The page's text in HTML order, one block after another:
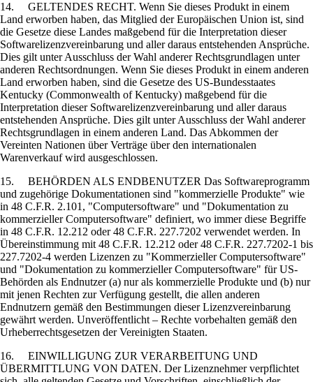
14. GELTENDES RECHT. Wenn Sie dieses Produkt in einem
Land erworben haben, das Mitglied der Europäischen Union ist, sind
die Gesetze diese Landes maßgebend für die Interpretation dieser
Softwarelizenzvereinbarung und aller daraus entstehenden Ansprüche.
Dies gilt unter Ausschluss der Wahl anderer Rechtsgrundlagen unter
anderen Rechtsordnungen. Wenn Sie dieses Produkt in einem anderen
Land erworben haben, sind die Gesetze des US-Bundesstaates
Kentucky (Commonwealth of Kentucky) maßgebend für die
Interpretation dieser Softwarelizenzvereinbarung und aller daraus
entstehenden Ansprüche. Dies gilt unter Ausschluss der Wahl anderer
Rechtsgrundlagen in einem anderen Land. Das Abkommen der
Vereinten Nationen über Verträge über den internationalen
Warenverkauf wird ausgeschlossen.
15. BEHÖRDEN ALS ENDBENUTZER Das Softwareprogramm
und zugehörige Dokumentationen sind "kommerzielle Produkte" wie
in 48 C.F.R. 2.101, "Computersoftware" und "Dokumentation zu
kommerzieller Computersoftware" definiert, wo immer diese Begriffe
in 48 C.F.R. 12.212 oder 48 C.F.R. 227.7202 verwendet werden. In
Übereinstimmung mit 48 C.F.R. 12.212 oder 48 C.F.R. 227.7202-1 bis
227.7202-4 werden Lizenzen zu "Kommerzieller Computersoftware"
und "Dokumentation zu kommerzieller Computersoftware" für US-
Behörden als Endnutzer (a) nur als kommerzielle Produkte und (b) nur
mit jenen Rechten zur Verfügung gestellt, die allen anderen
Endnutzern gemäß den Bestimmungen dieser Lizenzvereinbarung
gewährt werden. Unveröffentlicht – Rechte vorbehalten gemäß den
Urheberrechtsgesetzen der Vereinigten Staaten.
16. EINWILLIGUNG ZUR VERARBEITUNG UND
ÜBERMITTLUNG VON DATEN. Der Lizenznehmer verpflichtet